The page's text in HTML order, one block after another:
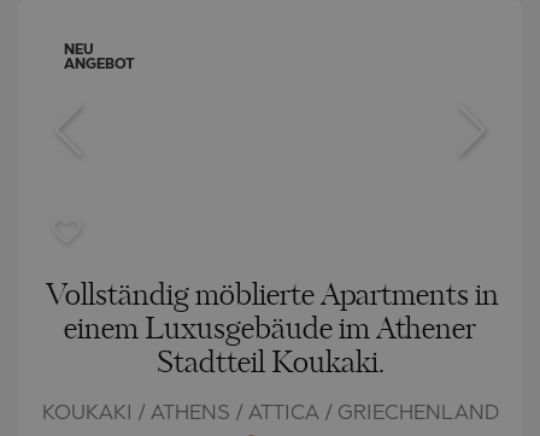
NEU
ANGEBOT
Vollständig möblierte Apartments in
einem Luxusgebäude im Athener
Stadtteil Koukaki.
KOUKAKI / ATHENS / ATTICA / GRIECHENLAND